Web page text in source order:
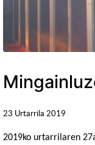
23 Urtarrila 2019
2019ko urtarrilaren